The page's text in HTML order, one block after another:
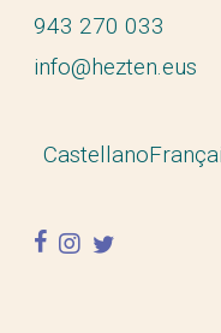
943 270 033
info@hezten.eus
Castellano
facebook
instagram
twitter